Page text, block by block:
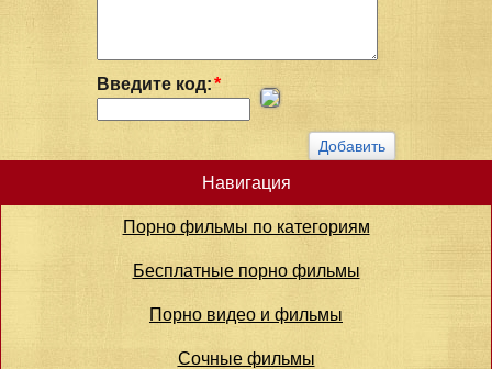
Введите код:*
Навигация
Порно фильмы по категориям
Бесплатные порно фильмы
Порно видео и фильмы
Сочные фильмы